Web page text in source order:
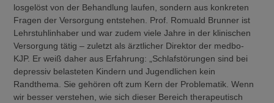
losgelöst von der Behandlung laufen, sondern aus konkreten
Fragen der Versorgung entstehen. Prof. Romuald Brunner ist
Lehrstuhlinhaber und war zudem viele Jahre in der klinischen
Versorgung tätig – zuletzt als ärztlicher Direktor der medbo-
KJP. Er weiß daher aus Erfahrung: „Schlafstörungen sind bei
depressiv belasteten Kindern und Jugendlichen kein
Randthema. Sie gehören oft zum Kern der Problematik. Wenn
wir besser verstehen, wie sich dieser Bereich therapeutisch